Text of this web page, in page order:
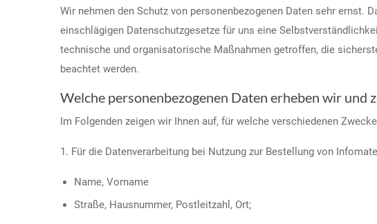
Wir nehmen den Schutz von personenbezogenen Daten sehr ernst.
einschlägigen Datenschutzgesetze für uns eine
technische und organisatorische Maßnahmen getroffen, die
beachtet werden.
Welche personenbezogenen Daten erheben wir und
Im Folgenden zeigen wir Ihnen auf, für welche verschiedenen
1. Für die Datenverarbeitung bei Nutzung zur Bestellung von
Name, Vorname
Straße, Hausnummer, Postleitzahl, Ort;